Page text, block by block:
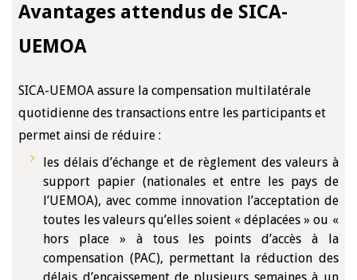
Avantages attendus de SICA-
UEMOA
SICA-UEMOA assure la compensation multilatérale
quotidienne des transactions entre les participants et
permet ainsi de réduire :
les délais d’échange et de règlement des valeurs à
support papier (nationales et entre les pays de
l’UEMOA), avec comme innovation l’acceptation de
toutes les valeurs qu’elles soient « déplacées » ou «
hors place » à tous les points d’accès à la
compensation (PAC), permettant la réduction des